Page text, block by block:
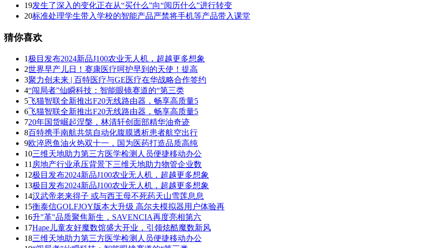
19发生了深入的变化正在从“买什么”向“阅历什么”进行转变
20标准处理学生带入学校的智能产品严禁将手机等产品带入课堂
猜你喜欢
1极目发布2024新品J100农业无人机，超越更多想象
2世界早产儿日！赛康医疗呵护早到的天使！提高
3聚力创未来 | 百特医疗与GE医疗在华战略合作签约
4“闯局者”仙瞬科技：智能眼镜赛道的“第三类
5飞猫智联全新推出F20无线路由器，畅享高质量5
6飞猫智联全新推出F20无线路由器，畅享高质量5
720年国货崛起涅槃，林清轩创面部精华油奇迹
8百特携手南航共筑自动化腹膜透析患者航空出行
9欧淬恩鱼油火热双十一，国为医药打造品质高纯
10三维天地助力第三方医学检测人员便捷移动办公
11 房地产行业承压背景下三维天地助力物管企业数
12极目发布2024新品J100农业无人机，超越更多想象
13极目发布2024新品J100农业无人机，超越更多想象
14汉武帝老来得子 或与西王母不死药天山雪莲息息
15衡泰信GOLFJOY版本大升级 高尔夫模拟器用户体验再
16升"革"品质聚焦新生，SAVENCIA再度亮相第六
17Hape儿童友好魔数馆盛大开业，引领炫酷魔数新风
18三维天地助力第三方医学检测人员便捷移动办公